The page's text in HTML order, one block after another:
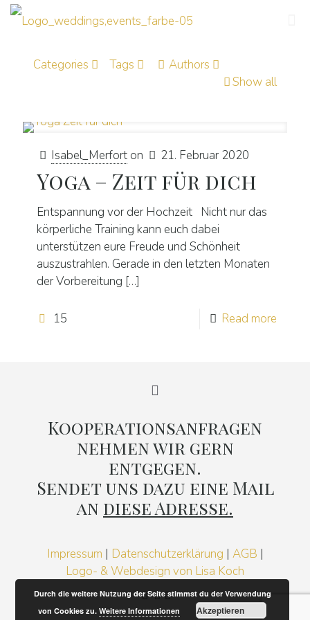
Categories Tags
Authors
Show all
Isabel_Merfort on 21. Februar 2020
Yoga – Zeit für dich
Entspannung vor der Hochzeit Nicht nur das
körperliche Training kann euch dabei
unterstützen eure Freude und Schönheit
auszustrahlen. Gerade in den letzten Monaten
der Vorbereitung […]
15 Read more
Kooperationsanfragen
nehmen wir gern
entgegen.
Sendet uns dazu eine Mail
an diese Adresse.
Impressum | Datenschutzerklärung | AGB |
Logo- & Webdesign von Lisa Koch
Durch die weitere Nutzung der Seite stimmst du der Verwendung
von Cookies zu.Weitere Informationen Akzeptieren